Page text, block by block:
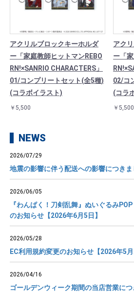
アクリルブロックキーホルダ
ー「家庭教師ヒットマンREBO
RN!×SANRIO CHARACTERS」
01/コンプリートセット(全5種)
(コラボイラスト)
￥5,500
アク
ー「
02/コ
(コラ
￥5,500
NEWS
2026/07/29
地震の影響に伴う配送への影響につきま
2026/06/05
『わんぱく！刀剣乱舞』ぬいぐるみ
のお知らせ【2026年6月5日】
2026/05/28
EC利用規約変更のお知らせ【2026年5月
2026/04/16
ゴールデンウィーク期間の当店営業に